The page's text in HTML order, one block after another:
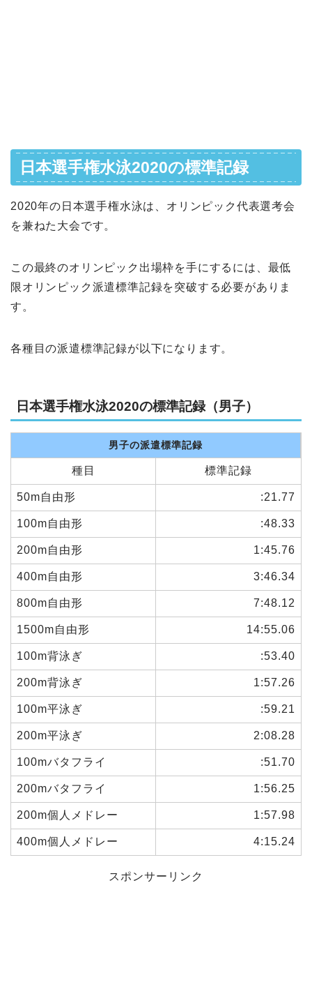
日本選手権水泳2020の標準記録
2020年の日本選手権水泳は、オリンピック代表選考会
を兼ねた大会です。
この最終のオリンピック出場枠を手にするには、最低
限オリンピック派遣標準記録を突破する必要がありま
す。
各種目の派遣標準記録が以下になります。
日本選手権水泳2020の標準記録（男子）
男子の派遣標準記録
種目 標準記録
50m自由形 :21.77
100m自由形 :48.33
200m自由形 1:45.76
400m自由形 3:46.34
800m自由形 7:48.12
1500m自由形 14:55.06
100m背泳ぎ :53.40
200m背泳ぎ 1:57.26
100m平泳ぎ :59.21
200m平泳ぎ 2:08.28
100mバタフライ :51.70
200mバタフライ 1:56.25
200m個人メドレー 1:57.98
400m個人メドレー 4:15.24
スポンサーリンク